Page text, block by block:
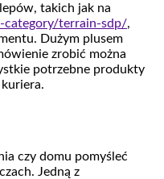
takich jak na
terrain-sdp/,
Dużym plusem
zrobić można
potrzebne produkty
czy domu pomyśleć
Jedną z